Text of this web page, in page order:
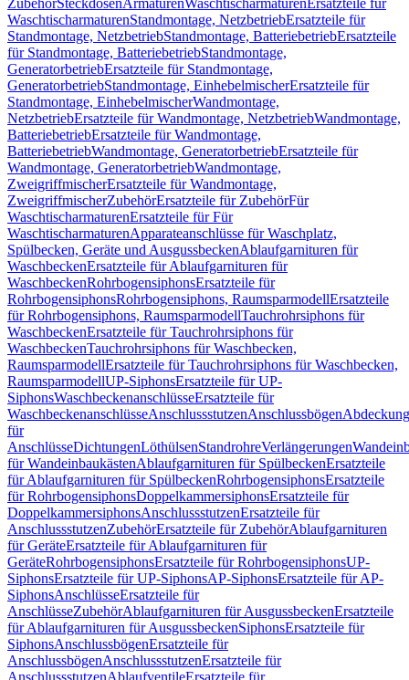
ZubehörSteckdosenArmaturenWaschtischarmaturen Ersatzteile für
WaschtischarmaturenStandmontage, NetzbetriebErsatzteile für
Standmontage, NetzbetriebStandmontage, BatteriebetriebErsatzteile
für Standmontage, BatteriebetriebStandmontage,
GeneratorbetriebErsatzteile für Standmontage,
GeneratorbetriebStandmontage, EinhebelmischerErsatzteile für
Standmontage, EinhebelmischerWandmontage,
NetzbetriebErsatzteile für Wandmontage, NetzbetriebWandmontage,
BatteriebetriebErsatzteile für Wandmontage,
BatteriebetriebWandmontage, GeneratorbetriebErsatzteile für
Wandmontage, GeneratorbetriebWandmontage,
ZweigriffmischerErsatzteile für Wandmontage,
ZweigriffmischerZubehörErsatzteile für ZubehörFür
WaschtischarmaturenErsatzteile für Für
WaschtischarmaturenApparateanschlüsse für Waschplatz,
Spülbecken, Geräte und AusgussbeckenAblaufgarnituren für
WaschbeckenErsatzteile für Ablaufgarnituren für
WaschbeckenRohrbogensiphonsErsatzteile für
RohrbogensiphonsRohrbogensiphons, RaumsparmodellErsatzteile
für Rohrbogensiphons, RaumsparmodellTauchrohrsiphons für
WaschbeckenErsatzteile für Tauchrohrsiphons für
WaschbeckenTauchrohrsiphons für Waschbecken,
RaumsparmodellErsatzteile für Tauchrohrsiphons für Waschbecken,
RaumsparmodellUP-SiphonsErsatzteile für UP-
SiphonsWaschbeckenanschlüsseErsatzteile für
WaschbeckenanschlüsseAnschlussstutzenAnschlussbögen
für
AnschlüsseDichtungenLöthülsenStandrohreVerlängerungen
für WandeinbaukästenAblaufgarnituren für SpülbeckenErsatzteile
für Ablaufgarnituren für SpülbeckenRohrbogensiphonsErsatzteile
für RohrbogensiphonsDoppelkammersiphonsErsatzteile für
DoppelkammersiphonsAnschlussstutzenErsatzteile für
AnschlussstutzenZubehörErsatzteile für ZubehörAblaufgarnituren
für GeräteErsatzteile für Ablaufgarnituren für
GeräteRohrbogensiphonsErsatzteile für RohrbogensiphonsUP-
SiphonsErsatzteile für UP-SiphonsAP-SiphonsErsatzteile für AP-
SiphonsAnschlüsseErsatzteile für
AnschlüsseZubehörAblaufgarnituren für AusgussbeckenErsatzteile
für Ablaufgarnituren für AusgussbeckenSiphonsErsatzteile für
SiphonsAnschlussbögenErsatzteile für
AnschlussbögenAnschlussstutzenErsatzteile für
AnschlussstutzenAblaufventileErsatzteile für